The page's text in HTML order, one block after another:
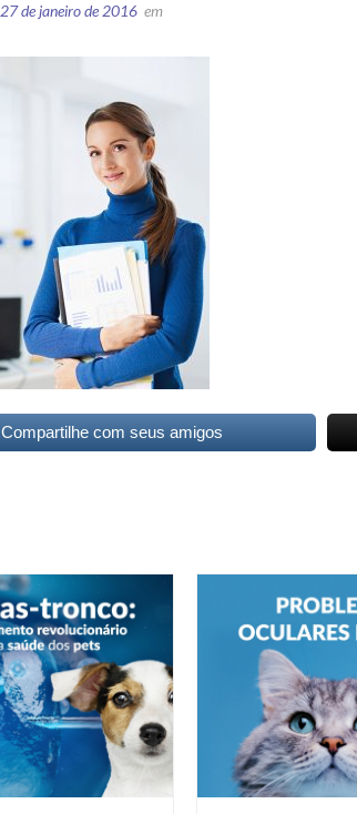
27 de janeiro de 2016 em
Compartilhe com seus amigos